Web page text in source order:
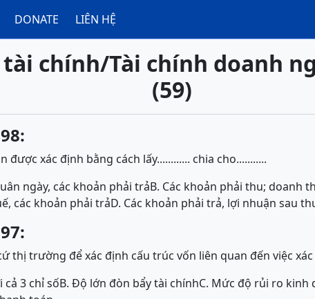
DONATE LIÊN HỆ
chính/Tài chính doanh
(59)
được xác định bằng cách lấy............ chia cho...........
ngày, các khoản phải trảB. Các khoản phải thu; doanh
các khoản phải trảD. Các khoản phải trả, lợi nhuận sau
thị trường để xác định cấu trúc vốn liên quan đến việc
3 chỉ sốB. Độ lớn đòn bẩy tài chínhC. Mức độ rủi ro kinh